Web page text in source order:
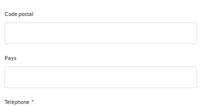
Code postal
Pays
Téléphone *